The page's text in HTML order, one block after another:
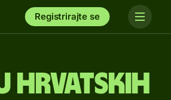
Registrirajte se
hrvatskih